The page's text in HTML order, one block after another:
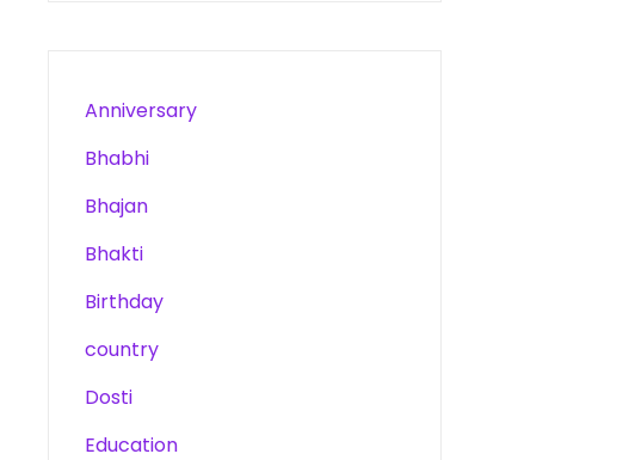
Anniversary
Bhabhi
Bhajan
Bhakti
Birthday
country
Dosti
Education